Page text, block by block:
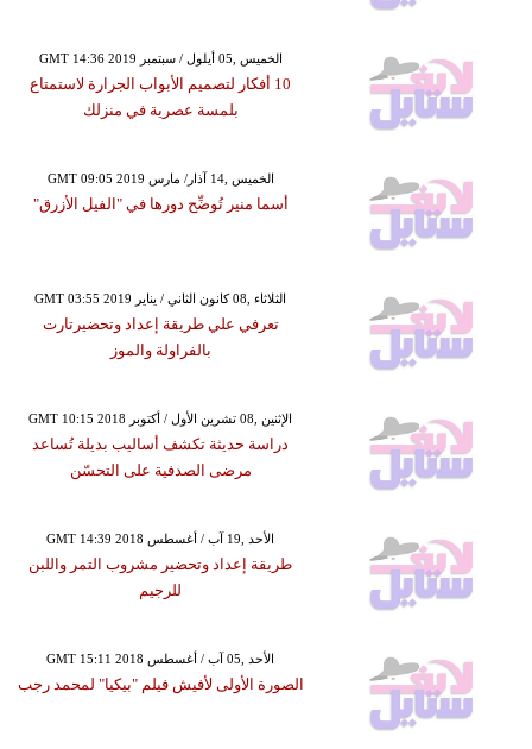
GMT 14:36 2019 الخميس ,05 أيلول / سبتمبر
10 أفكار لتصميم الأبواب الجرارة لاستمتاع
بلمسة عصرية في منزلك
GMT 09:05 2019 الخميس ,14 آذار/ مارس
أسما منير تُوضِّح دورها في "الفيل الأزرق"
GMT 03:55 2019 الثلاثاء ,08 كانون الثاني / يناير
تعرفي علي طريقة إعداد وتحضيرتارت
بالفراولة والموز
GMT 10:15 2018 الإثنين ,08 تشرين الأول / أكتوبر
دراسة حديثة تكشف أساليب بديلة تُساعد
مرضى الصدفية على التحسّن
GMT 14:39 2018 الأحد ,19 آب / أغسطس
طريقة إعداد وتحضير مشروب التمر واللبن
للرجيم
GMT 15:11 2018 الأحد ,05 آب / أغسطس
الصورة الأولى لأفيش فيلم "بيكيا" لمحمد رجب